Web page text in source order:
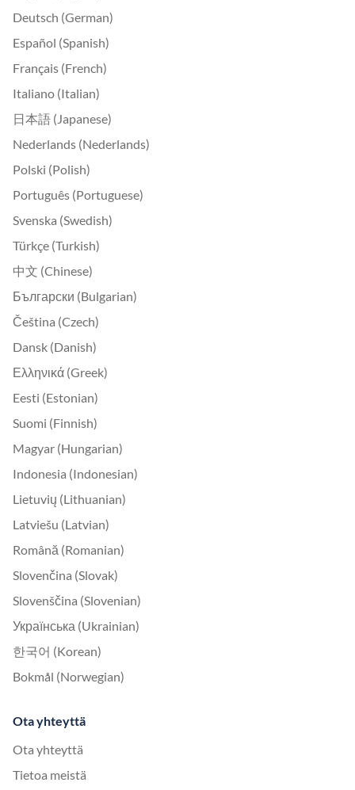
Deutsch (German)
Español (Spanish)
Français (French)
Italiano (Italian)
日本語 (Japanese)
Nederlands (Nederlands)
Polski (Polish)
Português (Portuguese)
Svenska (Swedish)
Türkçe (Turkish)
中文 (Chinese)
Български (Bulgarian)
Čeština (Czech)
Dansk (Danish)
Ελληνικά (Greek)
Eesti (Estonian)
Suomi (Finnish)
Magyar (Hungarian)
Indonesia (Indonesian)
Lietuvių (Lithuanian)
Latviešu (Latvian)
Română (Romanian)
Slovenčina (Slovak)
Slovenščina (Slovenian)
Українська (Ukrainian)
한국어 (Korean)
Bokmål (Norwegian)
Ota yhteyttä
Ota yhteyttä
Tietoa meistä